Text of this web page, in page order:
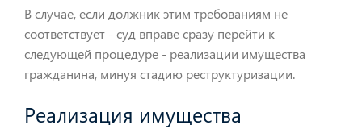
В случае, если должник этим требованиям не
соответствует - суд вправе сразу перейти к
следующей процедуре - реализации имущества
гражданина, минуя стадию реструктуризации.
Реализация имущества